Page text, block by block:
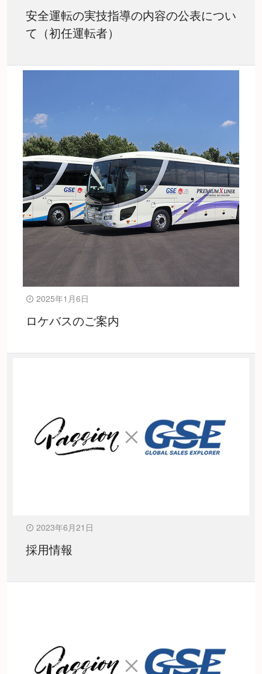
安全運転の実技指導の内容の公表につい
て（初任運転者）
2025年1月6日
ロケバスのご案内
2023年6月21日
採用情報